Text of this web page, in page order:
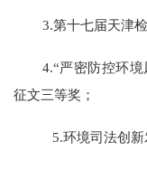
3.第十七届天津
4.“严密防控环
征文三等奖；
5.环境司法创新